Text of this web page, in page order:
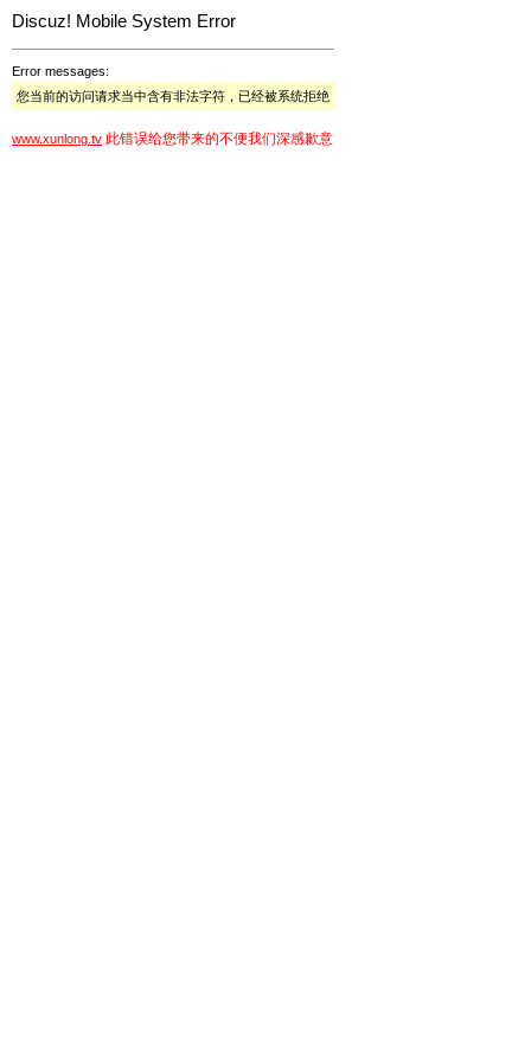
Discuz! Mobile System Error
Error messages:
您当前的访问请求当中含有非法字符，已经被系统拒绝
www.xunlong.tv 此错误给您带来的不便我们深感歉意